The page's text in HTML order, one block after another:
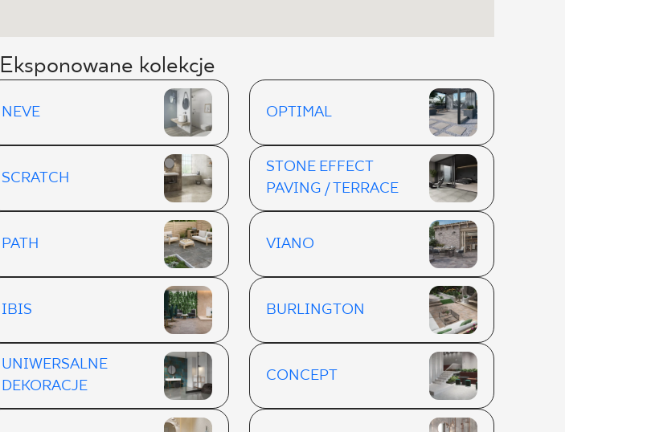
Eksponowane kolekcje
NEVE OPTIMAL
SCRATCH
STONE EFFECT
PAVING / TERRACE
PATH VIANO
IBIS BURLINGTON
UNIWERSALNE
DEKORACJE
CONCEPT